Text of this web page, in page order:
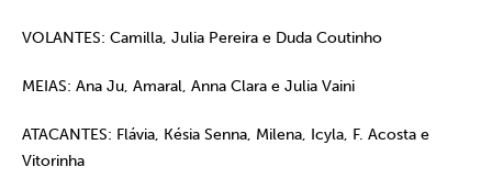
VOLANTES: Camilla, Julia Pereira e Duda Coutinho
MEIAS: Ana Ju, Amaral, Anna Clara e Julia Vaini
ATACANTES: Flávia, Késia Senna, Milena, Icyla, F. Acosta e
Vitorinha